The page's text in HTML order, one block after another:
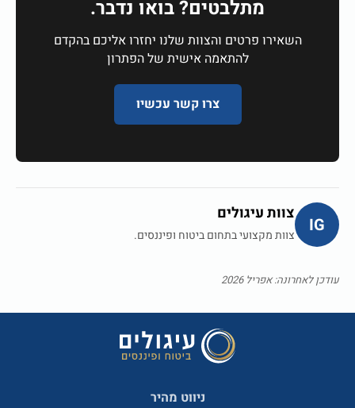
מתלבטים? בואו נדבר.
השאירו פרטים והצוות שלנו יחזרו אליכם בהקדם
להתאמה אישית של הפתרון
צרו קשר עכשיו
IG צוות עיגולים
צוות מקצועי בתחום ביטוח ופיננסים.
עודכן לאחרונה: אפריל 2026
ניווט מהיר